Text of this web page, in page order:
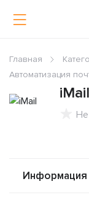
Главная
Автоматизация
iMail
Информация